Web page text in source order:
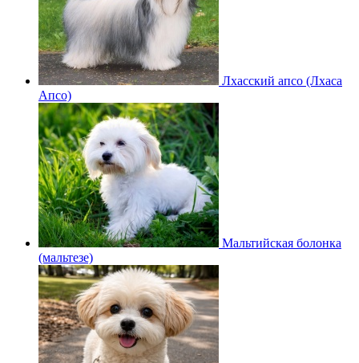
Лхасский апсо (Лхаса
Апсо)
Мальтийская болонка
(мальтезе)